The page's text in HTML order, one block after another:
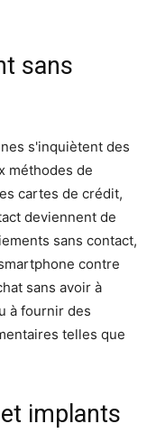
sans
s'inquiètent des
méthodes de
cartes de crédit,
deviennent de
sans contact,
contre
sans avoir à
à fournir des
telles que
implants